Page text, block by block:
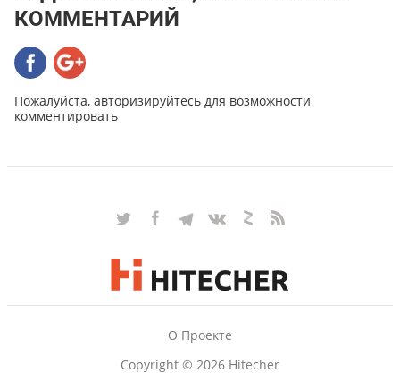
КОММЕНТАРИЙ
Пожалуйста, авторизируйтесь для возможности
комментировать
Copyright © 2026 Hitecher
О Проекте